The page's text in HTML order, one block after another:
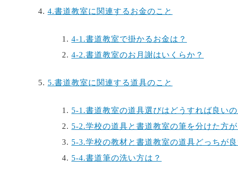
4.書道教室に関連するお金のこと
4-1.書道教室で掛かるお金は？
4-2.書道教室のお月謝はいくらか？
5.書道教室に関連する道具のこと
5-1.書道教室の道具選びはどうすれば良いの
5-2.学校の道具と書道教室の筆を分けた方が
5-3.学校の教材と書道教室の道具どっちが良
5-4.書道筆の洗い方は？